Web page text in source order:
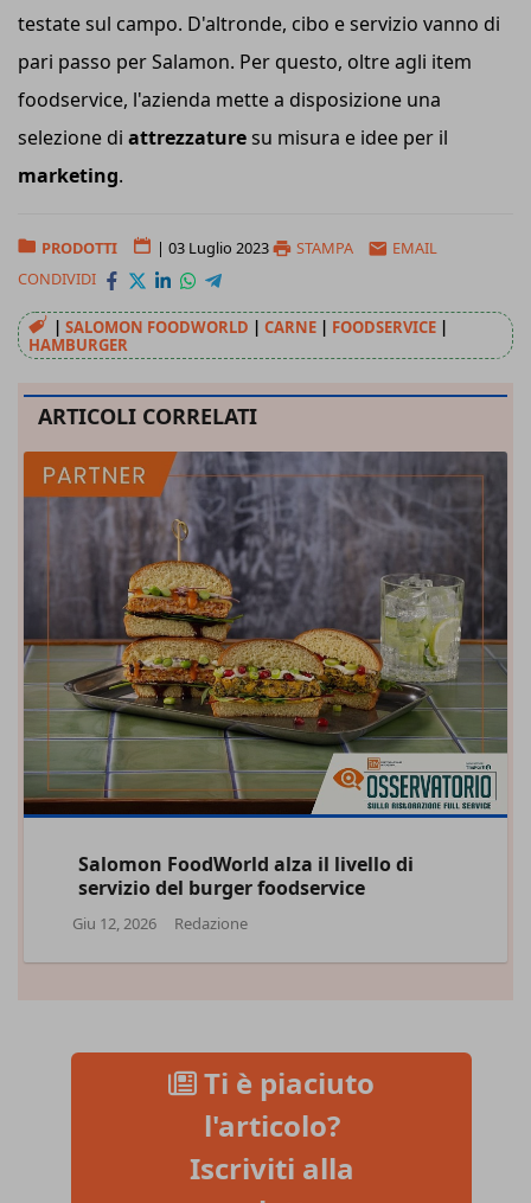
testate sul campo. D'altronde, cibo e servizio vanno di
pari passo per Salamon. Per questo, oltre agli item
foodservice, l'azienda mette a disposizione una
selezione di attrezzaturesu misura e idee per il
marketing.
PRODOTTI | 03 Luglio 2023 STAMPA
EMAIL
CONDIVIDI
| SALOMON FOODWORLD | CARNE | FOODSERVICE |
HAMBURGER
ARTICOLI CORRELATI
Salomon FoodWorld alza il livello di
servizio del burger foodservice
Giu 12, 2026 Redazione
Ti è piaciuto
l'articolo?
Iscriviti alla